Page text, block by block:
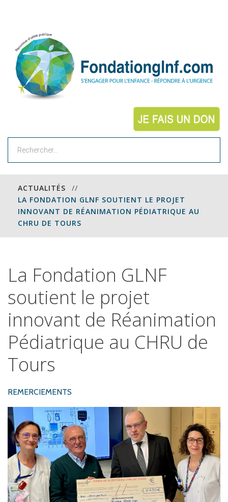
ACTUALITÉS
//
LA FONDATION GLNF SOUTIENT LE PROJET
INNOVANT DE RÉANIMATION PÉDIATRIQUE AU
CHRU DE TOURS
La Fondation GLNF
soutient le projet
innovant de Réanimation
Pédiatrique au CHRU de
Tours
REMERCIEMENTS